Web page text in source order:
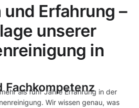
Erfahrung –
unserer
in
Fachkompetenz
als fünf Jahre Erfahrung in der
Wir wissen genau, was